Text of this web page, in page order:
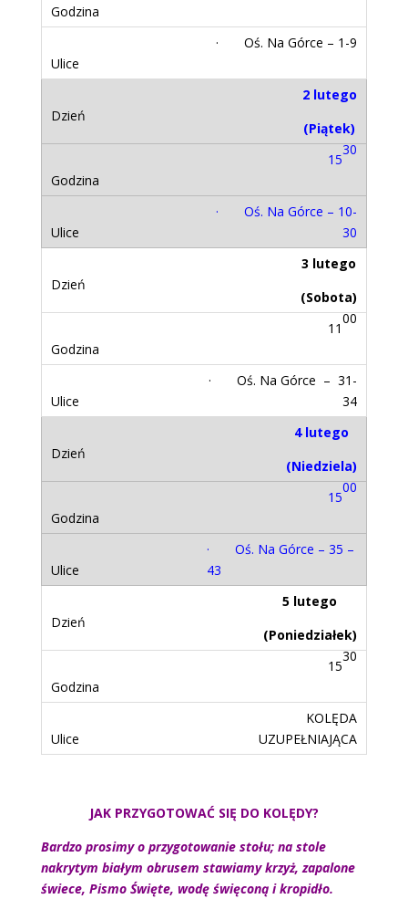
· Oś. Na Górce – 1-9
2 lutego
(Piątek)
15
30
· Oś. Na Górce – 10-
30
3 lutego
(Sobota)
11
00
· Oś. Na Górce – 31-
34
4 lutego
(Niedziela)
15
00
· Oś. Na Górce – 35 –
43
5 lutego
(Poniedziałek)
15
30
KOLĘDA
UZUPEŁNIAJĄCA
JAK PRZYGOTOWAĆ SIĘ DO KOLĘDY?
Bardzo prosimy o przygotowanie stołu; na stole
nakrytym białym obrusem stawiamy krzyż, zapalone
świece, Pismo Święte, wodę święconą i kropidło.